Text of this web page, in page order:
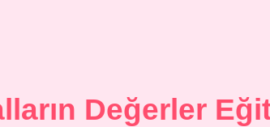
Değerler